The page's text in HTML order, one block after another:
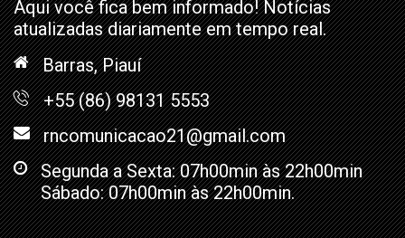
Aqui você fica bem informado! Notícias
atualizadas diariamente em tempo real.
Barras, Piauí
+55 (86) 98131 5553
rncomunicacao21@gmail.com
Segunda a Sexta: 07h00min às 22h00min
Sábado: 07h00min às 22h00min.